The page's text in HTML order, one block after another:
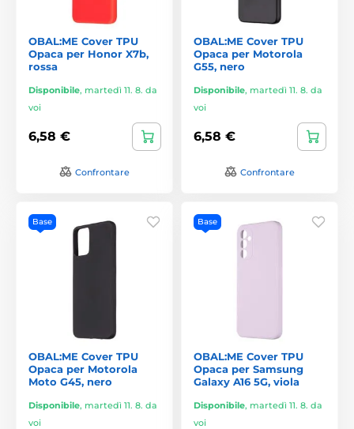
OBAL:ME Cover TPU
Opaca per Honor X7b,
rossa
Disponibile, martedì 11. 8. da
voi
6,58 €
Confrontare
OBAL:ME Cover TPU
Opaca per Motorola
G55, nero
Disponibile, martedì 11. 8. da
voi
6,58 €
Confrontare
Base
OBAL:ME Cover TPU
Opaca per Motorola
Moto G45, nero
Disponibile, martedì 11. 8. da
voi
Base
OBAL:ME Cover TPU
Opaca per Samsung
Galaxy A16 5G, viola
Disponibile, martedì 11. 8. da
voi